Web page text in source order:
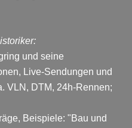
und seine
Live-Sendungen und
VLN, DTM, 24h-Rennen;
Beispiele: "Bau und